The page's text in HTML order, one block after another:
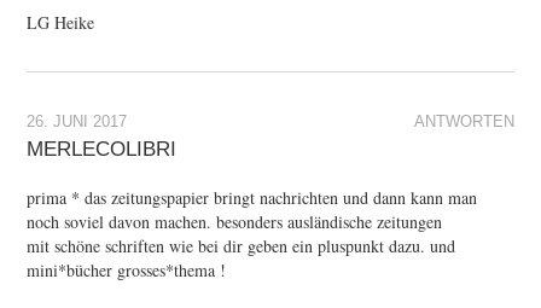
LG Heike
ANTWORTEN
26. JUNI 2017
MERLECOLIBRI
prima * das zeitungspapier bringt nachrichten und dann kann man
noch soviel davon machen. besonders ausländische zeitungen
mit schöne schriften wie bei dir geben ein pluspunkt dazu. und
mini*bücher grosses*thema !